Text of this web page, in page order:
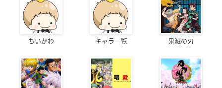
ちいかわ キャラ一覧 鬼滅の刃